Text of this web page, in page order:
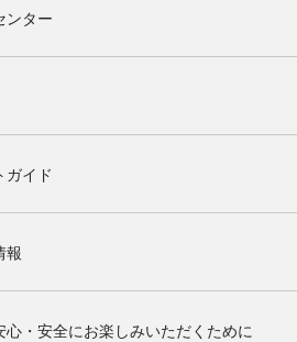
ンター
ガイド
報
・安全にお楽しみいただくために